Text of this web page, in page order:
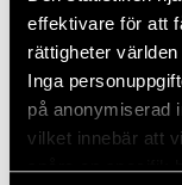
effektivare för att
rättigheter världen
Inga
på anonymiserad
vilket innebär att
spåra en specifik
Dela
Facebook
Twitter
Taggar Aktuellt